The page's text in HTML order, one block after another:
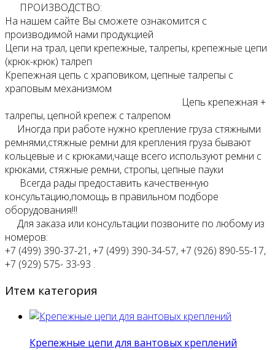
ПРОИЗВОДСТВО:
На нашем сайте Вы сможете ознакомится с
производимой нами продукцией
Цепи на трал, цепи крепежные, талрепы, крепежные цепи
(крюк-крюк) талреп
Крепежная цепь с храповиком, цепные талрепы с
храповым механизмом
Цепь крепежная +
талрепы, цепной крепеж с талрепом
Иногда при работе нужно крепление груза стяжными
ремнями,стяжные ремни для крепления груза бывают
кольцевые и с крюками,чаще всего используют ремни с
крюками, стяжные ремни, стропы, цепные пауки
Всегда рады предоставить качественную
консультацию,помощь в правильном подборе
оборудования!!!
Для заказа или консультации позвоните по любому из
номеров:
+7 (499) 390-37-21, +7 (499) 390-34-57, +7 (926) 890-55-17,
+7 (929) 575- 33-93 .
Итем категория
Крепежные цепи для вантовых креплений